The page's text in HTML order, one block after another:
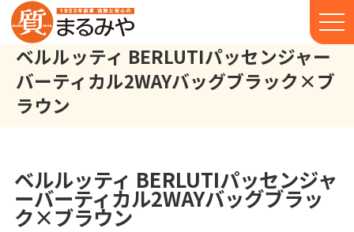
ベルルッティ BERLUTIパッセンジャー
バーティカル2WAYバッグブラック×ブ
ラウン
ベルルッティ BERLUTIパッセンジャ
ーバーティカル2WAYバッグブラッ
ク×ブラウン